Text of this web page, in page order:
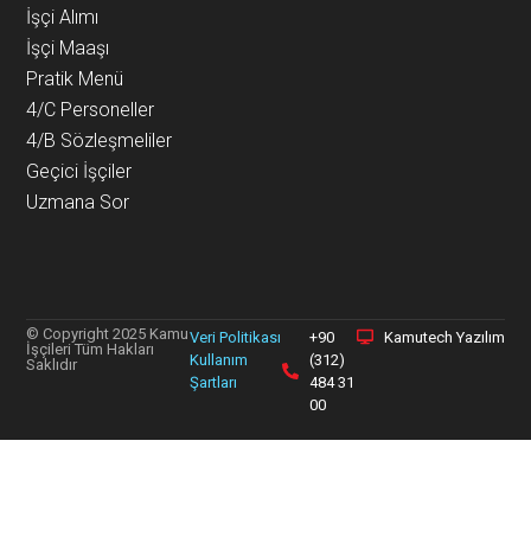
İşçi Alımı
İşçi Maaşı
Pratik Menü
4/C Personeller
4/B Sözleşmeliler
Geçici İşçiler
Uzmana Sor
© Copyright 2025 Kamu
İşçileri Tüm Hakları
Saklıdır
Veri Politikası
Kullanım
Şartları
+90
(312)
484 31
00
Kamutech Yazılım